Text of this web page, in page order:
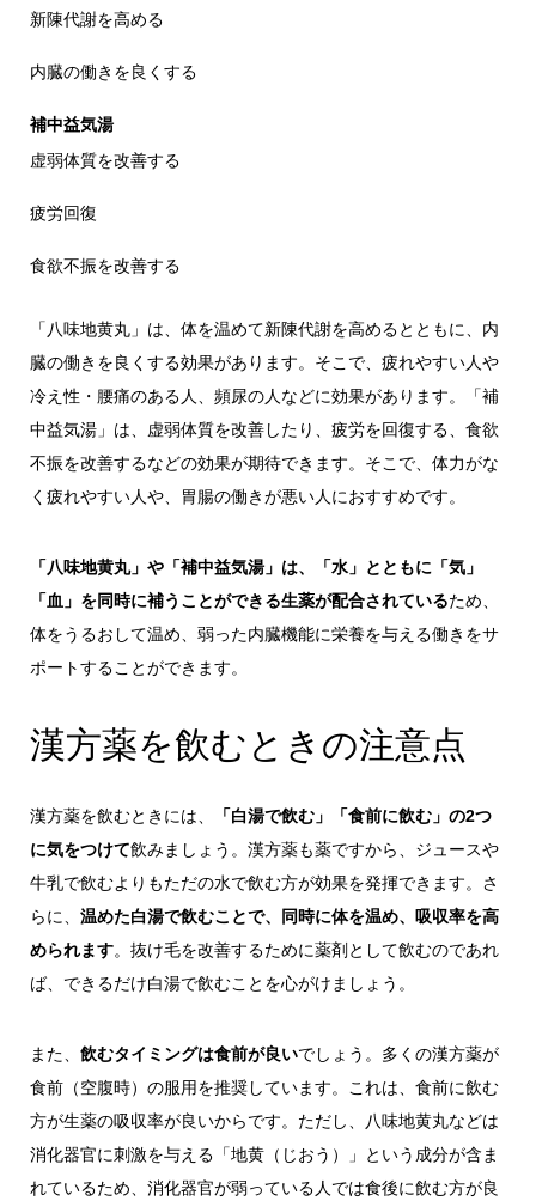
新陳代謝を高める
内臓の働きを良くする
補中益気湯
虚弱体質を改善する
疲労回復
食欲不振を改善する
「八味地黄丸」は、体を温めて新陳代謝を高めるとともに、内
臓の働きを良くする効果があります。そこで、疲れやすい人や
冷え性・腰痛のある人、頻尿の人などに効果があります。「補
中益気湯」は、虚弱体質を改善したり、疲労を回復する、食欲
不振を改善するなどの効果が期待できます。そこで、体力がな
く疲れやすい人や、胃腸の働きが悪い人におすすめです。
「八味地黄丸」や「補中益気湯」は、「水」とともに「気」
「血」を同時に補うことができる生薬が配合されているため、
体をうるおして温め、弱った内臓機能に栄養を与える働きをサ
ポートすることができます。
漢方薬を飲むときの注意点
漢方薬を飲むときには、
「白湯で飲む」「食前に飲む」の2つ
に気をつけて飲みましょう。漢方薬も薬ですから、ジュースや
牛乳で飲むよりもただの水で飲む方が効果を発揮できます。さ
らに、 温めた白湯で飲むことで、同時に体を温め、吸収率を高
められます。抜け毛を改善するために薬剤として飲むのであれ
ば、できるだけ白湯で飲むことを心がけましょう。
また、 飲むタイミングは食前が良いでしょう。多くの漢方薬が
食前（空腹時）の服用を推奨しています。これは、食前に飲む
方が生薬の吸収率が良いからです。ただし、八味地黄丸などは
消化器官に刺激を与える「地黄（じおう）」という成分が含ま
れているため、消化器官が弱っている人では食後に飲む方が良